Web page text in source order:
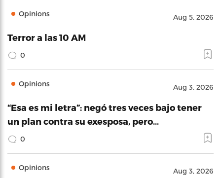
Opinions Aug 5, 2026
Terror a las 10 AM
0
Opinions Aug 3, 2026
“Esa es mi letra”: negó tres veces bajo tener
un plan contra su exesposa, pero…
0
Opinions Aug 3, 2026